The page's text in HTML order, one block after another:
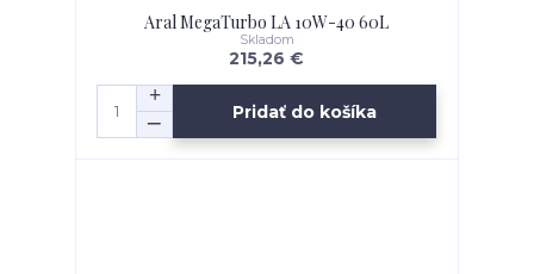
Aral MegaTurbo LA 10W-40 60L
215,26 €
Skladom
Pridať do košíka